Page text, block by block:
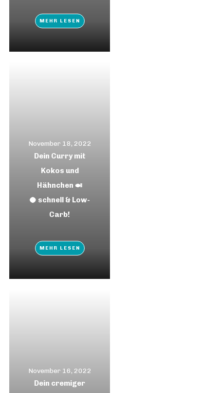
MEHR LESEN
November 18, 2022
Dein Curry mit
Kokos und
Hähnchen 🍛
🥥 schnell & Low-
Carb!
MEHR LESEN
November 16, 2022
Dein cremiger